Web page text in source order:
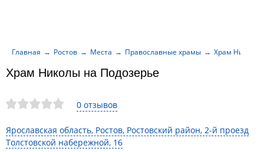
0 отзывов
Ярославская область, Ростов, Ростовский район, 2-й проезд
Толстовской набережной, 16
Храм Николы на Подозерье
Главная Ростов Места Православные храмы Храм Николы